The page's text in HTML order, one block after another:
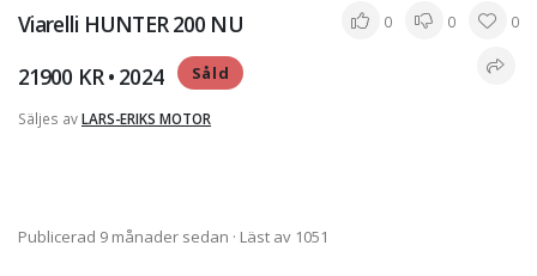
Viarelli HUNTER 200 NU
21900 KR • 2024
Såld
0 0 0
Säljes avLARS-ERIKS MOTOR
Publicerad 9 månader sedan · Läst av 1051